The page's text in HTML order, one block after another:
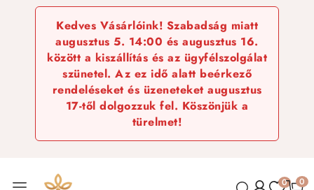
Kedves Vásárlóink! Szabadság miatt
augusztus 5. 14:00 és augusztus 16.
között a kiszállítás és az ügyfélszolgálat
szünetel. Az ez idő alatt beérkező
rendeléseket és üzeneteket augusztus
17-től dolgozzuk fel. Köszönjük a
türelmet!
0 0